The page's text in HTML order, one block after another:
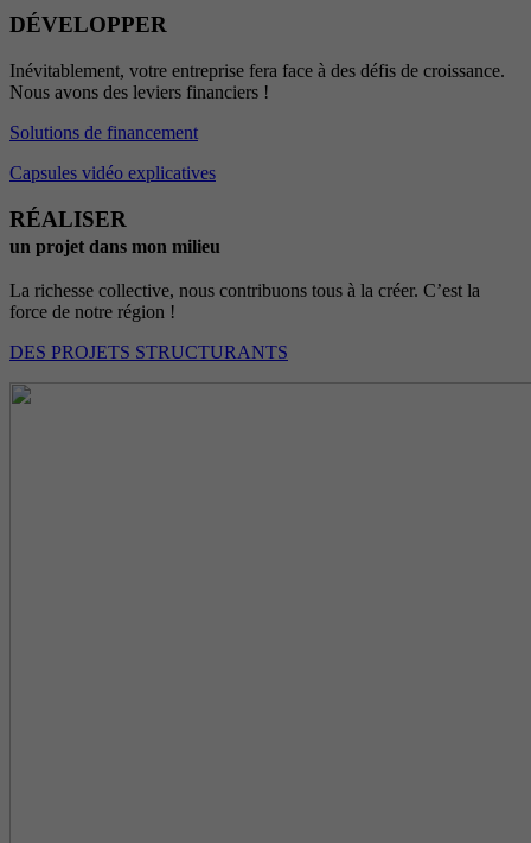
DÉVELOPPER
Inévitablement, votre entreprise fera face à des défis de croissance.
Nous avons des leviers financiers !
Solutions de financement
Capsules vidéo explicatives
RÉALISER
un projet dans mon milieu
La richesse collective, nous contribuons tous à la créer. C’est la
force de notre région !
DES PROJETS STRUCTURANTS